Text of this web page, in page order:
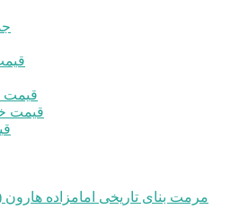
قیمت
قیمت
مرمت بنای تاریخی امامزاده